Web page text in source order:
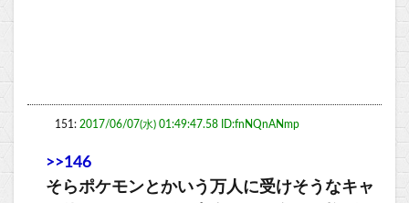
151: 2017/06/07(水) 01:49:47.58 ID:fnNQnANmp
>>146
そらポケモンとかいう万人に受けそうなキャ